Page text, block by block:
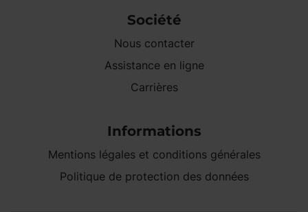
Société
Nous contacter
Assistance en ligne
Carrières
Informations
Mentions légales et conditions générales
Politique de protection des données